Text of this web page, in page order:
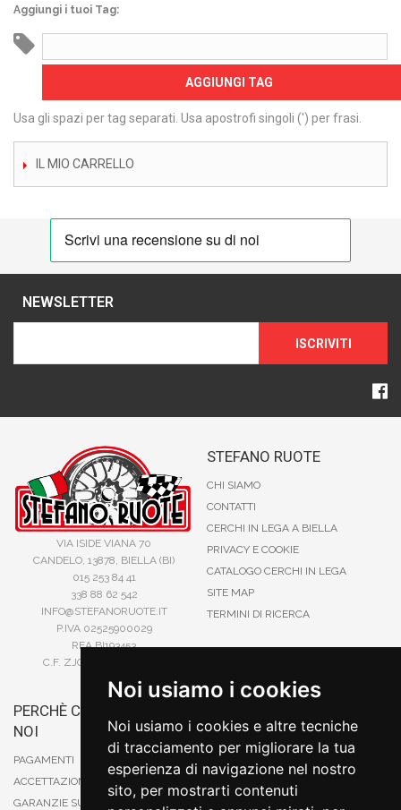
Noi usiamo i cookies
Noi usiamo i cookies e altre tecniche
di tracciamento per migliorare la tua
esperienza di navigazione nel nostro
sito, per mostrarti contenuti
Aggiungi i tuoi Tag:
AGGIUNGI TAG
Usa gli spazi per tag separati. Usa apostrofi singoli (') per frasi.
IL MIO CARRELLO
NEWSLETTER
ISCRIVITI
VIA ISIDE VIANA 70
CANDELO, 13878, BIELLA (BI)
015 253 84 41
338 88 62 542
INFO@STEFANORUOTE.IT
P.IVA 02525900029
REA BI193453
C.F. ZJOSFN73H14A859X
STEFANO RUOTE
CHI SIAMO
CONTATTI
CERCHI IN LEGA A BIELLA
PRIVACY E COOKIE
CATALOGO CERCHI IN LEGA
SITE MAP
TERMINI DI RICERCA
PERCHÈ COMPRARE DA
NOI
PAGAMENTI
ACCETTAZIONE DEGLI ORDINI
GARANZIE SUI PRODOTTI
CARTA DI CREDITO
PAYPAL
CONTRASSEGNO
POSTEPAY